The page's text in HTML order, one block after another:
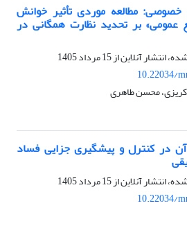
مطالعه موردی تأثیر خوانش
بر تحدید نظارت همگانی در
انتشار آنلاین از15 مرداد 1405
10.22034/
محسن طاهری
در کنترل و پیشگیری جزایی فساد
انتشار آنلاین از15 مرداد 1405
10.22034/